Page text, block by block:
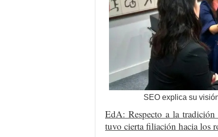
SEO explica su
EdA: Respecto a la tradición
tuvo cierta filiación hacia los